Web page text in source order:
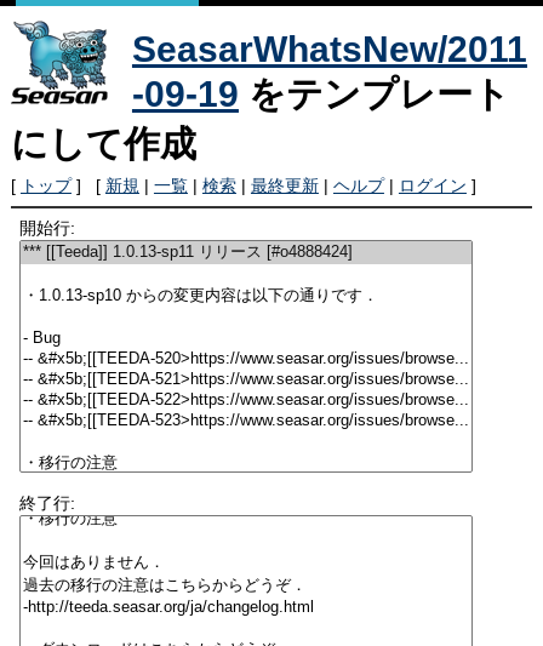
SeasarWhatsNew/2011
-09-19 をテンプレート
にして作成
[ トップ] [ 新規 | 一覧| 検索| 最終更新| ヘルプ| ログイン ]
開始行:
終了行: